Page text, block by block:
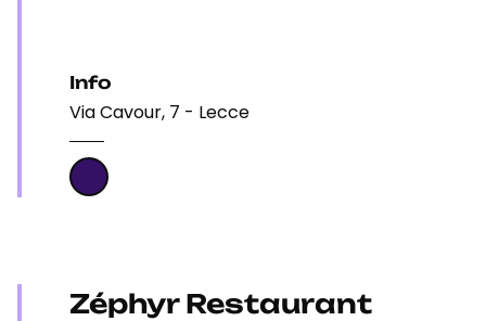
Info
Via Cavour, 7 - Lecce
Zéphyr Restaurant